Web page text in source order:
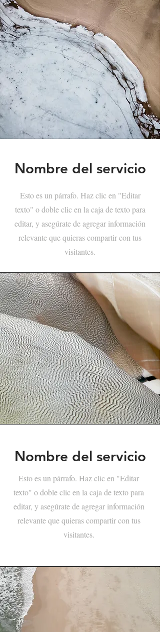
Nombre del servicio
Esto es un párrafo. Haz clic en "Editar
texto" o doble clic en la caja de texto para
editar, y asegúrate de agregar información
relevante que quieras compartir con tus
visitantes.
Nombre del servicio
Esto es un párrafo. Haz clic en "Editar
texto" o doble clic en la caja de texto para
editar, y asegúrate de agregar información
relevante que quieras compartir con tus
visitantes.